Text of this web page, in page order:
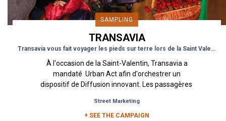
SAMPLING
TRANSAVIA
Transavia vous fait voyager les pieds sur terre lors de la Saint Valentin
À l'occasion de la Saint-Valentin, Transavia a
mandaté Urban Act afin d'orchestrer un
dispositif de Diffusion innovant. Les passagères
Street Marketing
+ SEE THE CAMPAIGN